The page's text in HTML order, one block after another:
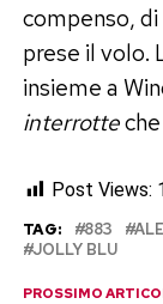
compenso,
prese il volo.
insieme a
interrotteche
Post Views:
TAG: 883
JOLLY BLU
PROSSIMO